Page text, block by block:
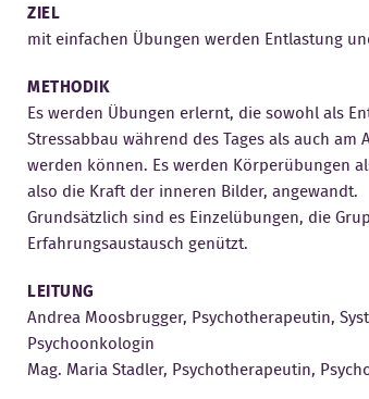
ZIEL
mit einfachen Übungen werden Entlastung
METHODIK
Es werden Übungen erlernt, die sowohl als
Stressabbau während des Tages als auch
werden können. Es werden Körperübungen
also die Kraft der inneren Bilder, angewandt.
Grundsätzlich sind es Einzelübungen, die
Erfahrungsaustausch genützt.
LEITUNG
Andrea Moosbrugger, Psychotherapeutin,
Psychoonkologin
Mag. Maria Stadler, Psychotherapeutin,